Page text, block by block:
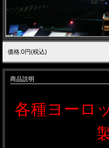
価格:0円(税込)
商品説明
各種ヨーロ